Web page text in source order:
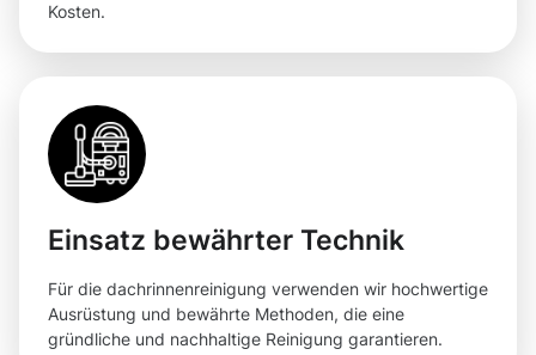
Kosten.
Einsatz bewährter Technik
Für die dachrinnenreinigung verwenden wir hochwertige
Ausrüstung und bewährte Methoden, die eine
gründliche und nachhaltige Reinigung garantieren.